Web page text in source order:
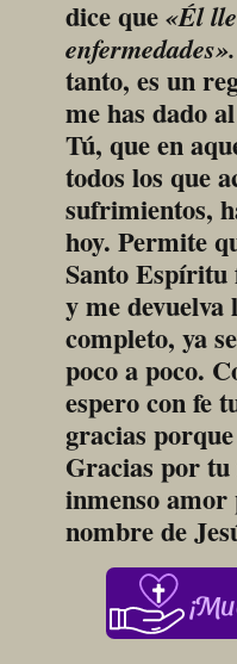
dice que «Él
enfermedades».
tanto, es un
me has dado
Tú, que en
todos los que
sufrimientos,
hoy. Permite
Santo Espíritu
y me
completo, ya
poco a poco.
espero con fe
gracias
Gracias por
inmenso
nombre de